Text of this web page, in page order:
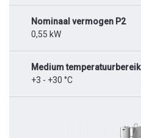
Nominaal vermogen P2
0,55 kW
Medium temperatuurbereik
+3 - +30 °C